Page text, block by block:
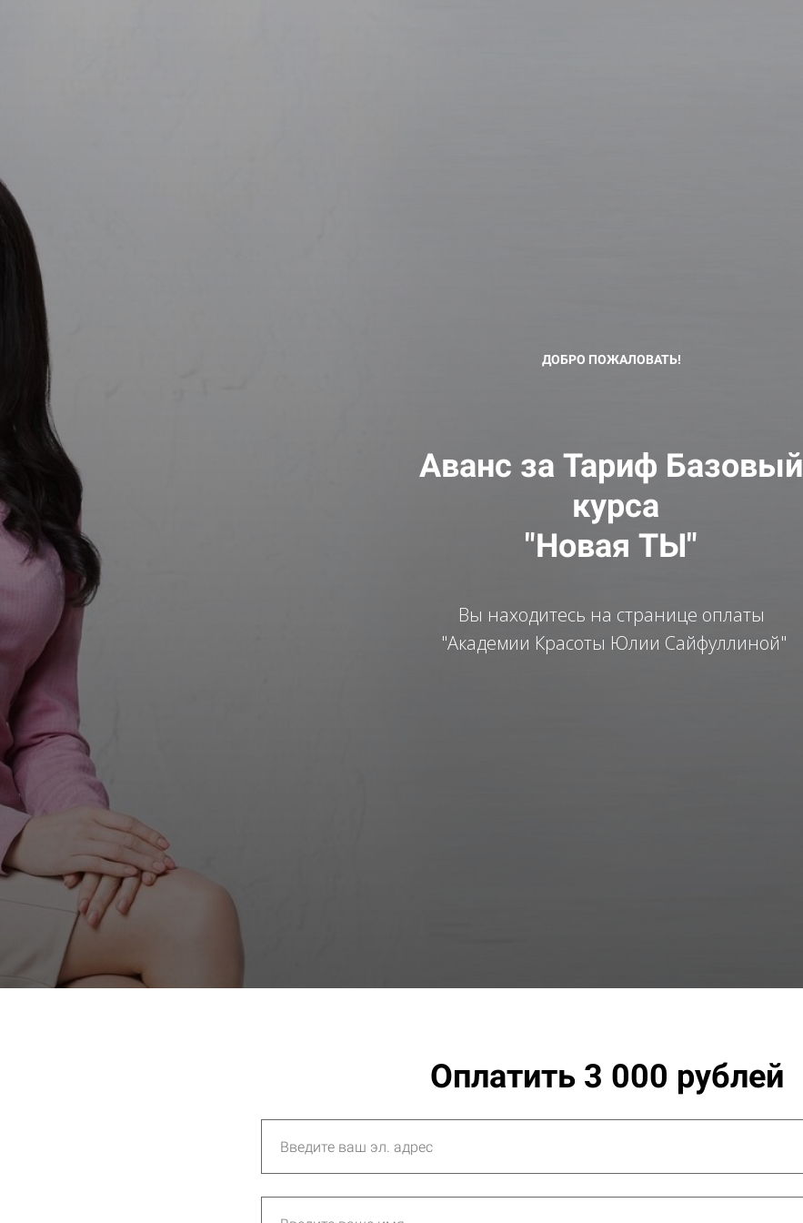
ДОБРО ПОЖАЛОВАТЬ!
Аванс за Тариф Базовый
курса
"Новая ТЫ"
Вы находитесь на странице оплаты
"Академии Красоты Юлии Сайфуллиной"
Оплатить 3 000 рублей